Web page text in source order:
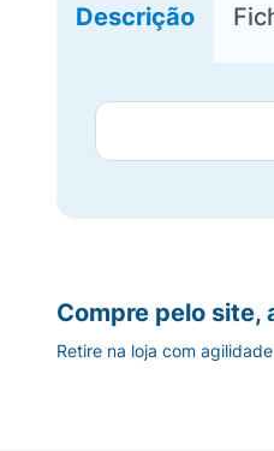
Descrição
Compre pelo site,
Retire na loja com